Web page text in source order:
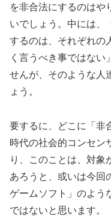
を非合法にするのはや
いでしょう。中には、
するのは、それぞれの
く言うべき事ではない
せんが、そのような人
ょう。
要するに、どこに「非
時代の社会的コンセン
り、このことは、対象
あろうと、或いは今回
ゲームソフト」のよう
ではないと思います。